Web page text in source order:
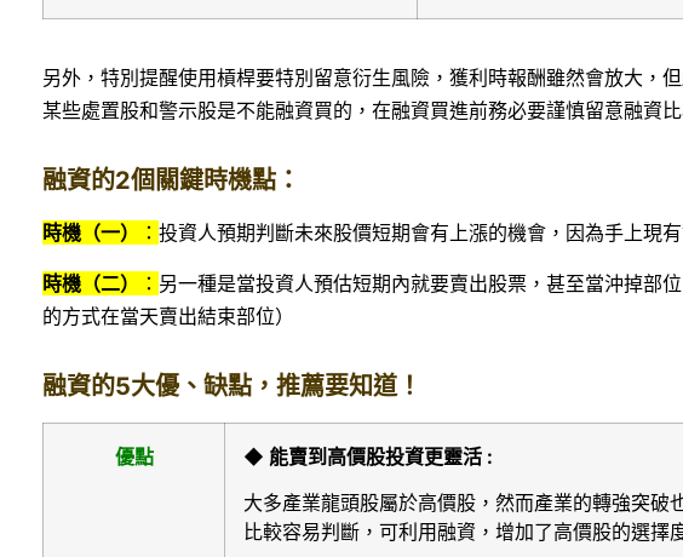
另外，特別提醒使用槓桿要特別留意衍生風險，獲利時報酬雖然會放大，
某些處置股和警示股是不能融資買的，在融資買進前務必要謹慎留意融資比
融資的2個關鍵時機點：
時機（一） ： 投資人預期判斷未來股價短期會有上漲的機會，因為手上現
時機（二） ： 另一種是當投資人預估短期內就要賣出股票，甚至當沖掉部
的方式在當天賣出結束部位）
融資的5大優、缺點，推薦要知道！
優點
◆ 能賣到高價股投資更靈活 :
大多產業龍頭股屬於高價股，然而產業的轉強突
比較容易判斷，可利用融資，增加了高價股的選擇